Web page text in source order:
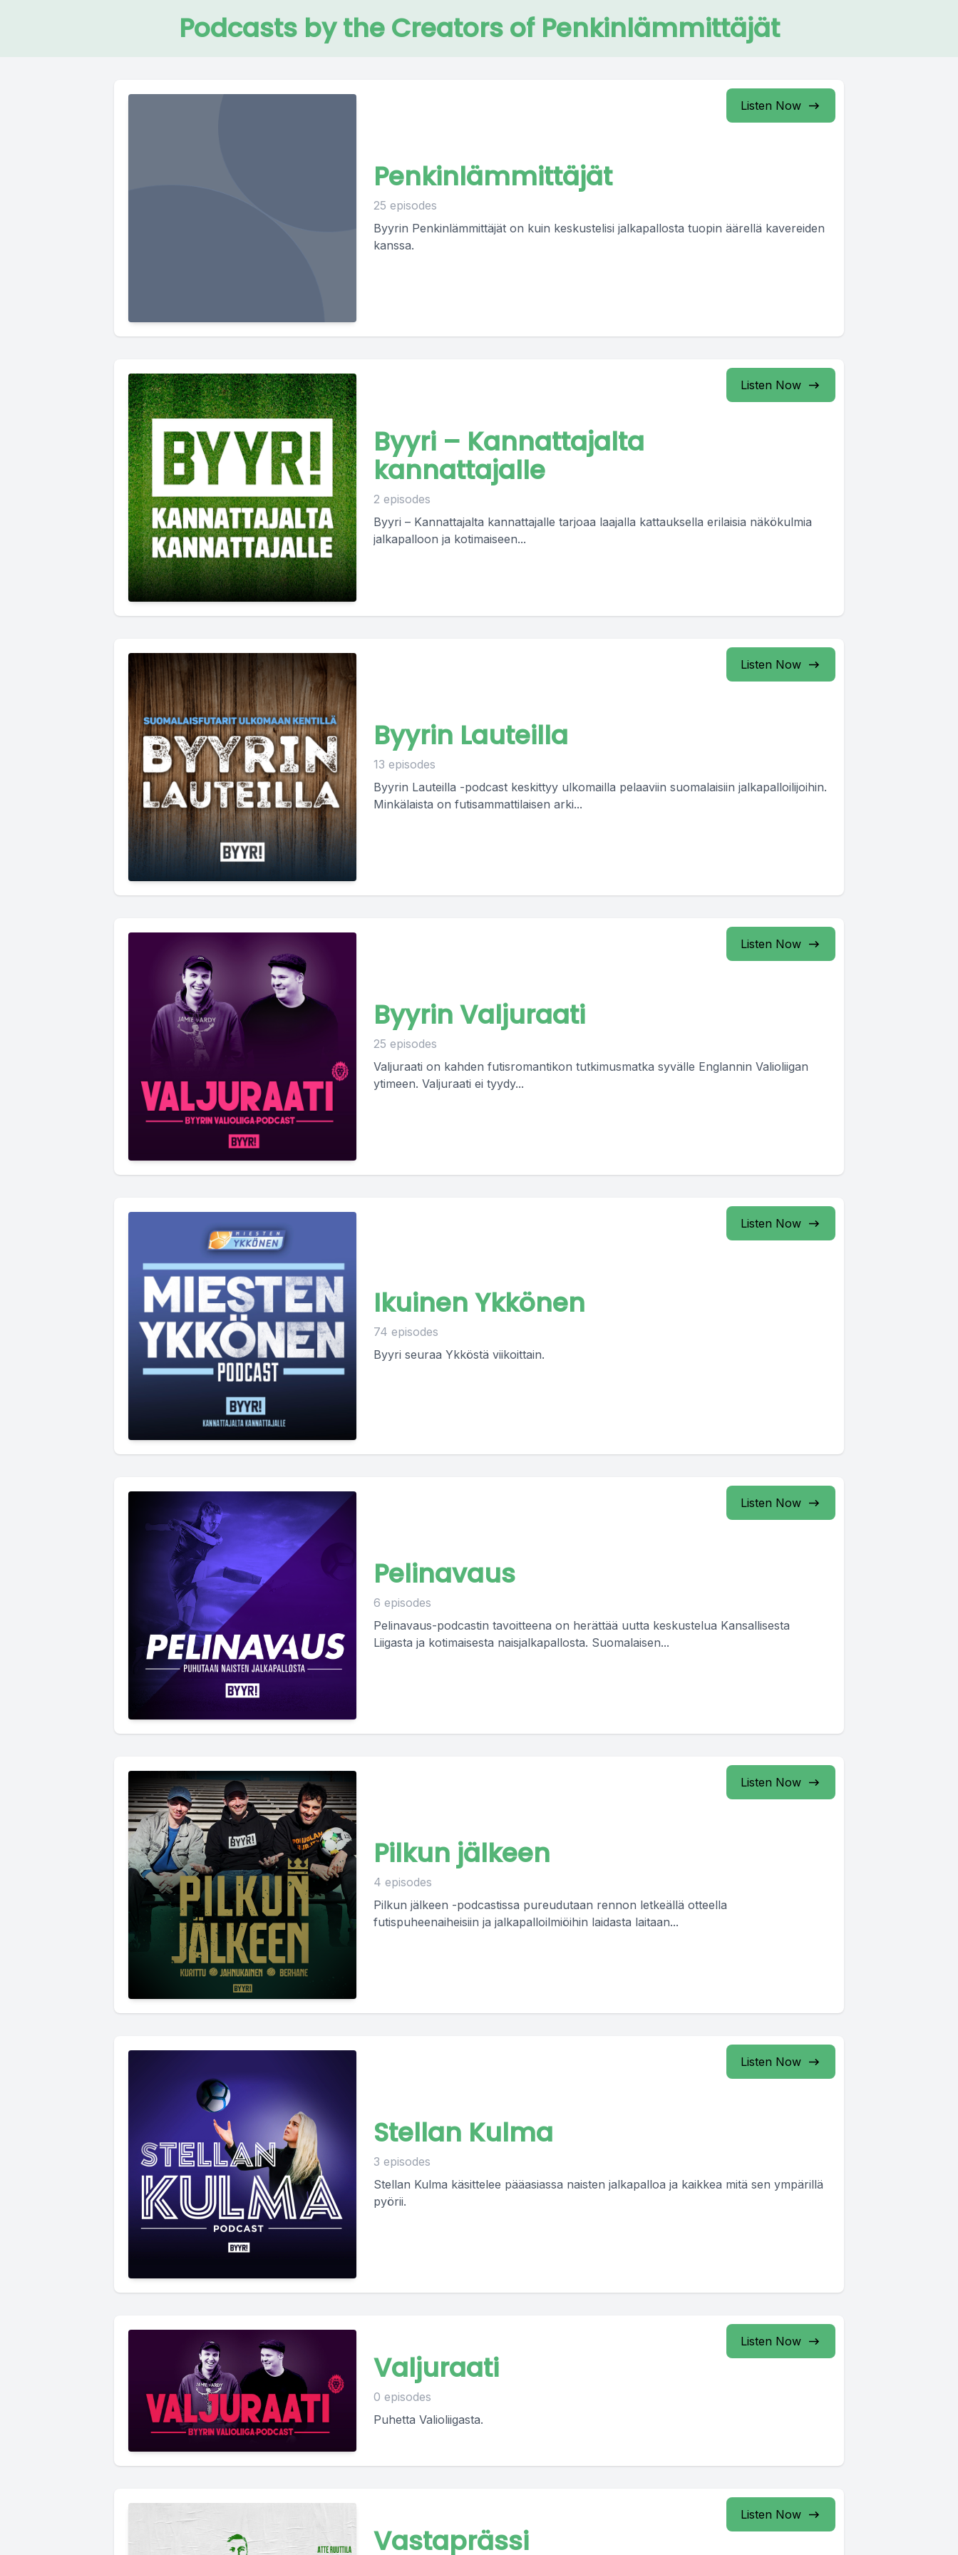
Podcasts by the Creators of Penkinlämmittäjät
Listen Now
Penkinlämmittäjät
25 episodes
Byyrin Penkinlämmittäjät on kuin keskustelisi jalkapallosta tuopin äärellä kavereiden
kanssa.
Listen Now
Byyri – Kannattajalta
kannattajalle
2 episodes
Byyri – Kannattajalta kannattajalle tarjoaa laajalla kattauksella erilaisia näkökulmia
jalkapalloon ja kotimaiseen...
Listen Now
Byyrin Lauteilla
13 episodes
Byyrin Lauteilla -podcast keskittyy ulkomailla pelaaviin suomalaisiin jalkapalloilijoihin.
Minkälaista on futisammattilaisen arki...
Listen Now
Byyrin Valjuraati
25 episodes
Valjuraati on kahden futisromantikon tutkimusmatka syvälle Englannin Valioliigan
ytimeen. Valjuraati ei tyydy...
Listen Now
Ikuinen Ykkönen
74 episodes
Byyri seuraa Ykköstä viikoittain.
Listen Now
Pelinavaus
6 episodes
Pelinavaus-podcastin tavoitteena on herättää uutta keskustelua Kansallisesta
Liigasta ja kotimaisesta naisjalkapallosta. Suomalaisen...
Listen Now
Pilkun jälkeen
4 episodes
Pilkun jälkeen -podcastissa pureudutaan rennon letkeällä otteella
futispuheenaiheisiin ja jalkapalloilmiöihin laidasta laitaan...
Listen Now
Stellan Kulma
3 episodes
Stellan Kulma käsittelee pääasiassa naisten jalkapalloa ja kaikkea mitä sen ympärillä
pyörii.
Listen Now
Valjuraati
0 episodes
Puhetta Valioliigasta.
Listen Now
Vastaprässi